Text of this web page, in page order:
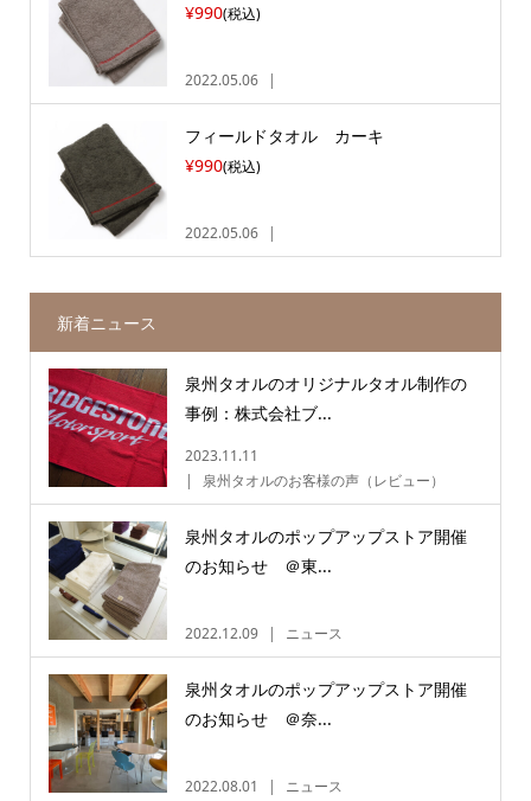
¥990(税込)
2022.05.06
フィールドタオル カーキ
¥990(税込)
2022.05.06
新着ニュース
泉州タオルのオリジナルタオル制作の
事例：株式会社ブ...
2023.11.11
泉州タオルのお客様の声（レビュー）
泉州タオルのポップアップストア開催
のお知らせ ＠東...
2022.12.09 ニュース
泉州タオルのポップアップストア開催
のお知らせ ＠奈...
2022.08.01 ニュース